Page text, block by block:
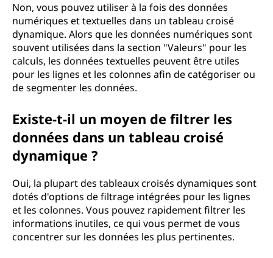
Non, vous pouvez utiliser à la fois des données
numériques et textuelles dans un tableau croisé
dynamique. Alors que les données numériques sont
souvent utilisées dans la section "Valeurs" pour les
calculs, les données textuelles peuvent être utiles
pour les lignes et les colonnes afin de catégoriser ou
de segmenter les données.
Existe-t-il un moyen de filtrer les
données dans un tableau croisé
dynamique ?
Oui, la plupart des tableaux croisés dynamiques sont
dotés d'options de filtrage intégrées pour les lignes
et les colonnes. Vous pouvez rapidement filtrer les
informations inutiles, ce qui vous permet de vous
concentrer sur les données les plus pertinentes.